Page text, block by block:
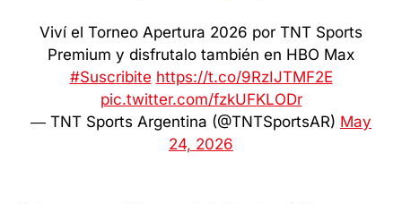
Viví el Torneo Apertura 2026 por TNT Sports
Premium y disfrutalo también en HBO Max
#Suscribite https://t.co/9RzIJTMF2E
pic.twitter.com/fzkUFKLODr
— TNT Sports Argentina (@TNTSportsAR) May
24, 2026